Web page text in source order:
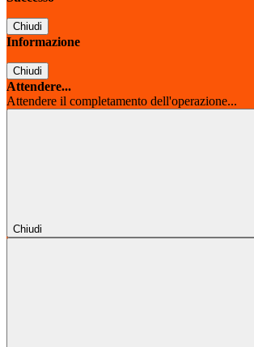
Chiudi
Informazione
Chiudi
Attendere...
Attendere il completamento dell'operazione...
Chiudi